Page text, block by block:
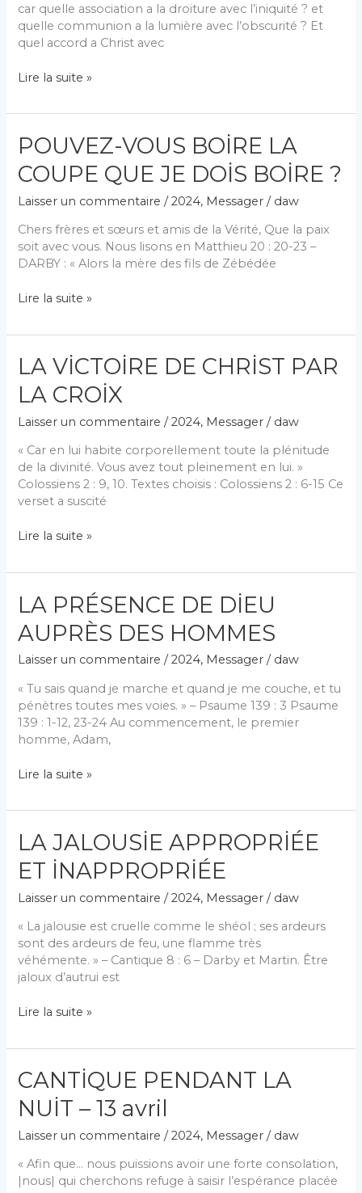
car quelle association a la droiture avec l’iniquité ? et
quelle communion a la lumière avec l’obscurité ? Et
quel accord a Christ avec
SOUS
JOUG
Lire la suite »
POUVEZ-VOUS BOİRE LA
COUPE QUE JE DOİS BOİRE ?
Laisser un commentaire /2024, Messager / daw
Chers frères et sœurs et amis de la Vérité, Que la paix
soit avec vous. Nous lisons en Matthieu 20 : 20-23 –
DARBY : « Alors la mère des fils de Zébédée
POUVEZ-
BOİRE
COUPE
JE
DOİS
Lire la suite »
LA VİCTOİRE DE CHRİST PAR
LA CROİX
Laisser un commentaire /2024, Messager / daw
« Car en lui habite corporellement toute la plénitude
de la divinité. Vous avez tout pleinement en lui. »
Colossiens 2 : 9, 10. Textes choisis : Colossiens 2 : 6-15 Ce
verset a suscité
LA
DE
PAR
CROİX
Lire la suite »
LA PRÉSENCE DE DİEU
AUPRÈS DES HOMMES
Laisser un commentaire /2024, Messager / daw
« Tu sais quand je marche et quand je me couche, et tu
pénètres toutes mes voies. » – Psaume 139 : 3 Psaume
139 : 1-12, 23-24 Au commencement, le premier
homme, Adam,
LA
DE
AUPRÈS
HOMMES
Lire la suite »
LA JALOUSİE APPROPRİÉE
ET İNAPPROPRİÉE
Laisser un commentaire /2024, Messager / daw
« La jalousie est cruelle comme le shéol ; ses ardeurs
sont des ardeurs de feu, une flamme très
véhémente. » – Cantique 8 : 6 – Darby et Martin. Être
jaloux d’autrui est
LA
APPROPRİÉE
İNAPPROPRİÉE
Lire la suite »
CANTİQUE PENDANT LA
NUİT – 13 avril
Laisser un commentaire /2024, Messager / daw
« Afin que… nous puissions avoir une forte consolation,
|nous| qui cherchons refuge à saisir l’espérance placée